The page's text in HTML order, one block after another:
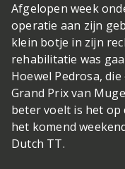
Afgelopen week
operatie aan zijn
klein botje in zijn
rehabilitatie was
Hoewel Pedrosa,
Grand Prix van
beter voelt is het
het komend
Dutch TT.